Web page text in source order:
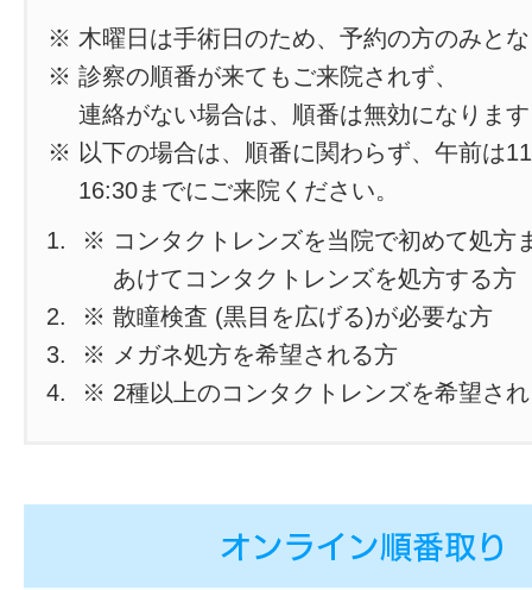
※ 木曜日は手術日のため、予約の方のみと
※ 診察の順番が来てもご来院されず、
連絡がない場合は、順番は無効になりま
※ 以下の場合は、順番に関わらず、午前は
16:30までにご来院ください。
※ コンタクトレンズを当院で初めて処方
あけてコンタクトレンズを処方する方
※ 散瞳検査 (黒目を広げる)が必要な方
※ メガネ処方を希望される方
※ 2種以上のコンタクトレンズを希望さ